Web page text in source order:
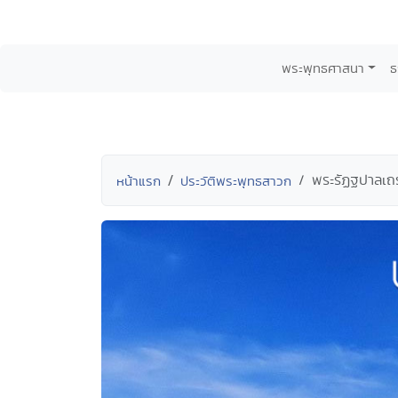
พระพุทธศาสนา
หน้าแรก ประวัติพระพุทธสาวก พระรัฏฐปาลเถ